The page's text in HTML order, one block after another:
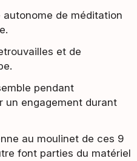
de méditation
et de
pendant
un engagement durant
au moulinet de ces 9
font parties du matériel